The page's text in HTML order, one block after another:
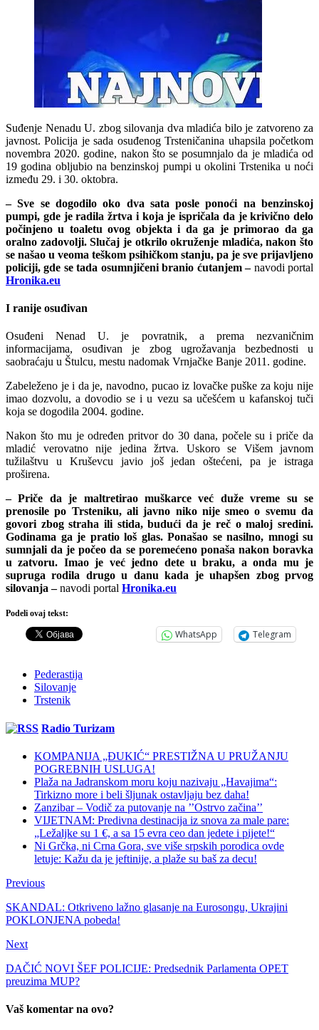
Suđenje Nenadu U. zbog silovanja dva mladića bilo je zatvoreno za
javnost. Policija je sada osuđenog Trsteničanina uhapsila početkom
novembra 2020. godine, nakon što se posumnjalo da je mladića od
19 godina obljubio na benzinskoj pumpi u okolini Trstenika u noći
između 29. i 30. oktobra.
– Sve se dogodilo oko dva sata posle ponoći na benzinskoj
pumpi, gde je radila žrtva i koja je ispričala da je krivično delo
počinjeno u toaletu ovog objekta i da ga je primorao da ga
oralno zadovolji. Slučaj je otkrilo okruženje mladića, nakon što
se našao u veoma teškom psihičkom stanju, pa je sve prijavljeno
policiji, gde se tada osumnjičeni branio ćutanjem – navodi portal
Hronika.eu
I ranije osuđivan
Osuđeni Nenad U. je povratnik, a prema nezvaničnim
informacijama, osuđivan je zbog ugrožavanja bezbednosti u
saobraćaju u Štulcu, mestu nadomak Vrnjačke Banje 2011. godine.
Zabeleženo je i da je, navodno, pucao iz lovačke puške za koju nije
imao dozvolu, a dovodio se i u vezu sa učešćem u kafanskoj tuči
koja se dogodila 2004. godine.
Nakon što mu je određen pritvor do 30 dana, počele su i priče da
mladić verovatno nije jedina žrtva. Uskoro se Višem javnom
tužilaštvu u Kruševcu javio još jedan oštećeni, pa je istraga
proširena.
– Priče da je maltretirao muškarce već duže vreme su se
prenosile po Trsteniku, ali javno niko nije smeo o svemu da
govori zbog straha ili stida, budući da je reč o maloj sredini.
Godinama ga je pratio loš glas. Ponašao se nasilno, mnogi su
sumnjali da je počeo da se poremećeno ponaša nakon boravka
u zatvoru. Imao je već jedno dete u braku, a onda mu je
supruga rodila drugo u danu kada je uhapšen zbog prvog
silovanja –navodi portal Hronika.eu
Podeli ovaj tekst:
WhatsApp Telegram
Pederastija
Silovanje
Trstenik
Radio Turizam
KOMPANIJA „ĐUKIĆ“ PRESTIŽNA U PRUŽANJU
POGREBNIH USLUGA!
Plaža na Jadranskom moru koju nazivaju „Havajima“:
Tirkizno more i beli šljunak ostavljaju bez daha!
Zanzibar – Vodič za putovanje na ’’Ostrvo začina’’
VIJETNAM: Predivna destinacija iz snova za male pare:
„Ležaljke su 1 €, a sa 15 evra ceo dan jedete i pijete!“
Ni Grčka, ni Crna Gora, sve više srpskih porodica ovde
letuje: Kažu da je jeftinije, a plaže su baš za decu!
Previous
SKANDAL: Otkriveno lažno glasanje na Eurosongu, Ukrajini
POKLONJENA pobeda!
Next
DAČIĆ NOVI ŠEF POLICIJE: Predsednik Parlamenta OPET
preuzima MUP?
Vaš komentar na ovo?